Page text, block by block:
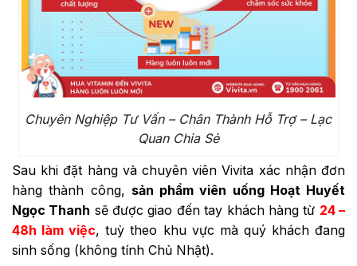
Chuyên Nghiệp Tư Vấn – Chân Thành Hỗ Trợ – Lạc
Quan Chia Sẻ
Sau khi đặt hàng và chuyên viên Vivita xác nhận đơn
hàng thành công, sản phẩm viên uống Hoạt Huyết
Ngọc Thanh sẽ được giao đến tay khách hàng từ 24 –
48h làm việc, tuỳ theo khu vực mà quý khách đang
sinh sống (không tính Chủ Nhật).